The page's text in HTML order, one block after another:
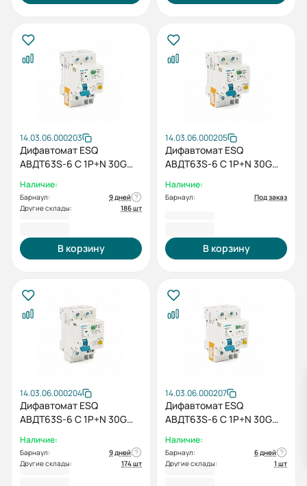
14.03.06.000203
Дифавтомат ESQ
АВДТ63S-6 С 1P+N 30G
Наличие:
Барнаул:
9 дней
Другие склады:
186 шт
В корзину
14.03.06.000205
Дифавтомат ESQ
АВДТ63S-6 С 1P+N 30G
Наличие:
Барнаул: Под заказ
В корзину
14.03.06.000204
Дифавтомат ESQ
АВДТ63S-6 С 1P+N 30G
Наличие:
Барнаул:
9 дней
Другие склады:
174 шт
14.03.06.000207
Дифавтомат ESQ
АВДТ63S-6 С 1P+N 30G
Наличие:
Барнаул:
6 дней
Другие склады:
1 шт